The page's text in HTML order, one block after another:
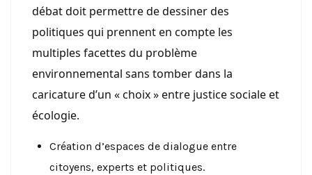
débat doit permettre de dessiner des
politiques qui prennent en compte les
multiples facettes du problème
environnemental sans tomber dans la
caricature d’un « choix » entre justice sociale et
écologie.
Création d’espaces de dialogue entre
citoyens, experts et politiques.